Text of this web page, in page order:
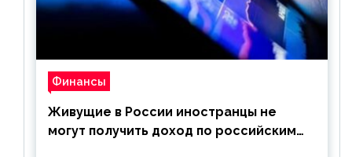
Финансы
Живущие в России иностранцы не
могут получить доход по российским